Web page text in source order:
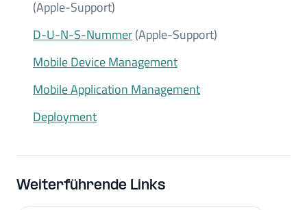
(Apple-Support)
D-U-N-S-Nummer(Apple-Support)
Mobile Device Management
Mobile Application Management
Deployment
Weiterführende Links